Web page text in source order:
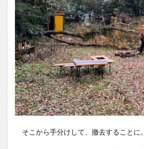
そこから手分けして、撤去することに。